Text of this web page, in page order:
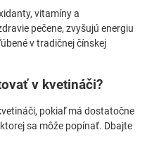
vitamíny a
pečene, zvyšujú energiu
v tradičnej čínskej
v kvetináči?
pokiaľ má dostatočne
sa môže popínať. Dbajte